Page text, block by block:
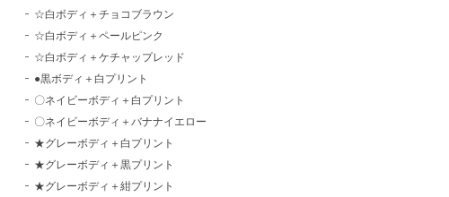
☆白ボディ＋チョコブラウン
☆白ボディ＋ペールピンク
☆白ボディ＋ケチャップレッド
●黒ボディ＋白プリント
〇ネイビーボディ＋白プリント
〇ネイビーボディ＋バナナイエロー
★グレーボディ＋白プリント
★グレーボディ＋黒プリント
★グレーボディ＋紺プリント